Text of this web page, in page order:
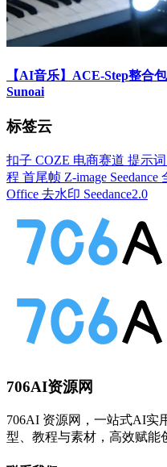
【AI音乐】ACE-Step整合
Sunoai
标签云
扣子 COZE 电商赛道 提示词
程 首尾帧 Z-image Seedance
Office 去水印 Seedance2.0
706AI资源网
706AI 资源网，一站式AI实
型、教程与素材，高效赋能